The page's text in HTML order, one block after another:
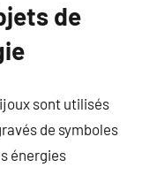
de
sont utilisés
de symboles
énergies